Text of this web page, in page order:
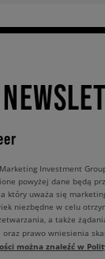
Investment
powyżej dane będą
uważa się
niezbędne w celu
a także
prawo wniesienia
można znaleźć w